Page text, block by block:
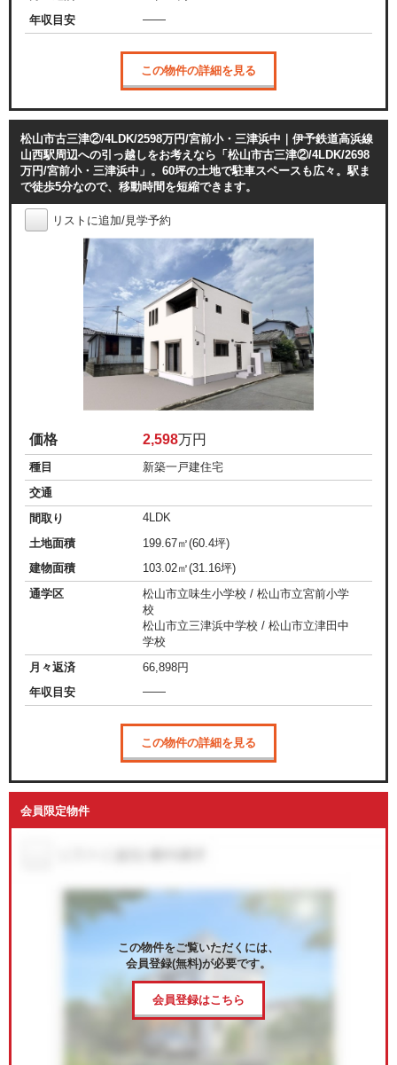
年収目安
——
この物件の詳細を見る
松山市古三津②/4LDK/2598万円/宮前小・三津浜中｜伊予鉄道高浜線
山西駅周辺への引っ越しをお考えなら「松山市古三津②/4LDK/2698
万円/宮前小・三津浜中」。60坪の土地で駐車スペースも広々。駅ま
で徒歩5分なので、移動時間を短縮できます。
リストに追加/見学予約
価格 2,598万円
種目
新築一戸建住宅
交通
間取り
4LDK
土地面積
199.67㎡(60.4坪)
建物面積
103.02㎡(31.16坪)
通学区
松山市立味生小学校 / 松山市立宮前小学
校
松山市立三津浜中学校 / 松山市立津田中
学校
月々返済
66,898円
年収目安
——
この物件の詳細を見る
会員限定物件
この物件をご覧いただくには、
会員登録(無料)が必要です。
会員登録はこちら